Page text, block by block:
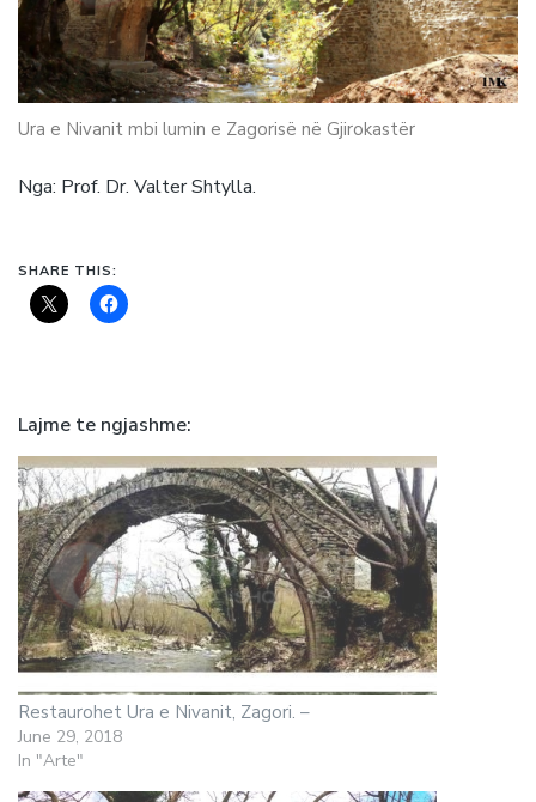
Ura e Nivanit mbi lumin e Zagorisë në Gjirokastër
Nga: Prof. Dr. Valter Shtylla.
SHARE THIS:
Lajme te ngjashme
Restaurohet Ura e Nivanit, Zagori. –
June 29, 2018
In "Arte"